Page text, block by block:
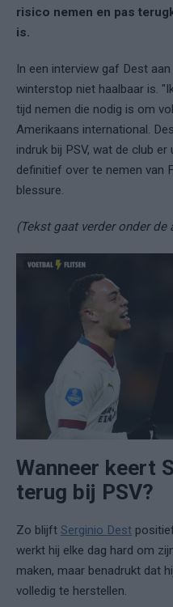
risico nemen en pas
is.
In een interview gaf Dest
winterstop niet haalbaar is.
tijd nemen die nodig is om
Amerikaans international.
indruk bij PSV, wat de club
definitief over te nemen van
blessure.
(Tekst gaat verder onder de
Wanneer keert
terug bij PSV?
Zo blijft Serginio Dest
werkt hij elke dag hard om
maken, maar benadrukt dat
volledig te herstellen.